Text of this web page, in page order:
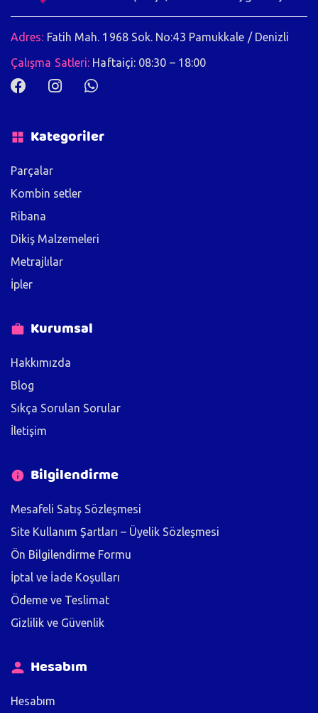
Adres: Fatih Mah. 1968 Sok. No:43 Pamukkale / Denizli
Çalışma Satleri: Haftaiçi: 08:30 – 18:00
Kategoriler
Parçalar
Kombin setler
Ribana
Dikiş Malzemeleri
Metrajlılar
İpler
Kurumsal
Hakkımızda
Blog
Sıkça Sorulan Sorular
İletişim
Bilgilendirme
Mesafeli Satış Sözleşmesi
Site Kullanım Şartları – Üyelik Sözleşmesi
Ön Bilgilendirme Formu
İptal ve İade Koşulları
Ödeme ve Teslimat
Gizlilik ve Güvenlik
Hesabım
Hesabım